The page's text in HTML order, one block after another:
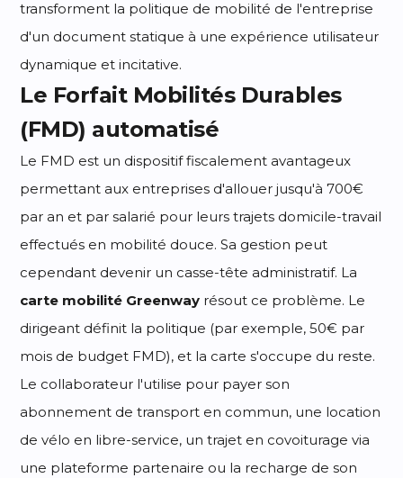
transforment la politique de mobilité de l'entreprise
d'un document statique à une expérience utilisateur
dynamique et incitative.
Le Forfait Mobilités Durables
(FMD) automatisé
Le FMD est un dispositif fiscalement avantageux
permettant aux entreprises d'allouer jusqu'à 700€
par an et par salarié pour leurs trajets domicile-travail
effectués en mobilité douce. Sa gestion peut
cependant devenir un casse-tête administratif. La
carte mobilité Greenway résout ce problème. Le
dirigeant définit la politique (par exemple, 50€ par
mois de budget FMD), et la carte s'occupe du reste.
Le collaborateur l'utilise pour payer son
abonnement de transport en commun, une location
de vélo en libre-service, un trajet en covoiturage via
une plateforme partenaire ou la recharge de son